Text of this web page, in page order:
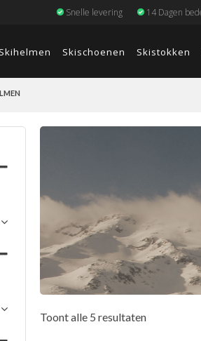
Snelle levering 14 Dagen
Skihelmen Skischoenen Skistokken
Toont alle 5 resultaten